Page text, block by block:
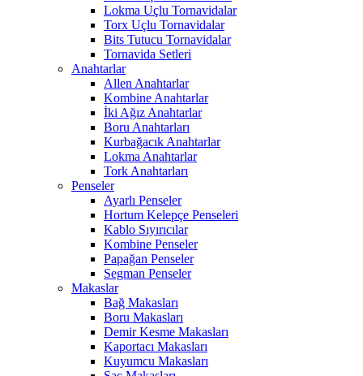
Lokma Uçlu Tornavidalar
Torx Uçlu Tornavidalar
Bits Tutucu Tornavidalar
Tornavida Setleri
Anahtarlar
Allen Anahtarlar
Kombine Anahtarlar
İki Ağız Anahtarlar
Boru Anahtarları
Kurbağacık Anahtarlar
Lokma Anahtarlar
Tork Anahtarları
Penseler
Ayarlı Penseler
Hortum Kelepçe Penseleri
Kablo Sıyırıcılar
Kombine Penseler
Papağan Penseler
Segman Penseler
Makaslar
Bağ Makasları
Boru Makasları
Demir Kesme Makasları
Kaportacı Makasları
Kuyumcu Makasları